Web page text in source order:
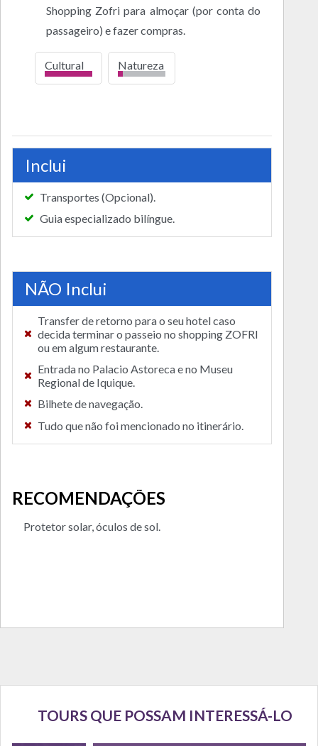
Shopping Zofri para almoçar (por conta do
passageiro) e fazer compras.
Cultural
alto
Natureza
bajo
Inclui
Transportes (Opcional).
Guia especializado bilíngue.
NÃO Inclui
Transfer de retorno para o seu hotel caso
decida terminar o passeio no shopping ZOFRI
ou em algum restaurante.
Entrada no Palacio Astoreca e no Museu
Regional de Iquique.
Bilhete de navegação.
Tudo que não foi mencionado no itinerário.
RECOMENDAÇÕES
Protetor solar, óculos de sol.
TOURS QUE POSSAM INTERESSÁ-LO